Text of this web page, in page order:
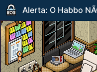
Alerta: O Habbo